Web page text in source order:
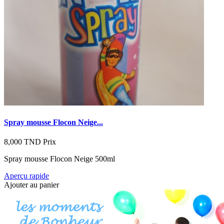
Spray mousse Flocon Neige...
8,000 TND Prix
Spray mousse Flocon Neige 500ml
Aperçu rapide
Ajouter au panier